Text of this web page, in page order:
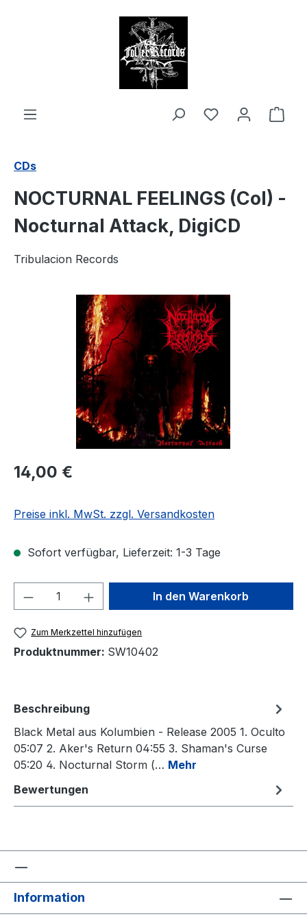
CDs
NOCTURNAL FEELINGS (Col) -
Nocturnal Attack, DigiCD
Tribulacion Records
Bildergalerie überspringen
Regulärer Preis:
14,00 €
Preise inkl. MwSt. zzgl. Versandkosten
Sofort verfügbar, Lieferzeit: 1-3 Tage
Produkt Anzahl: Gib denIn den Warenkorb
Zum Merkzettel hinzufügen
Produktnummer: SW10402
Beschreibung
Black Metal aus Kolumbien - Release 2005 1. Oculto
05:07 2. Aker's Return 04:55 3. Shaman's Curse
05:20 4. Nocturnal Storm (… Mehr
Bewertungen
Information